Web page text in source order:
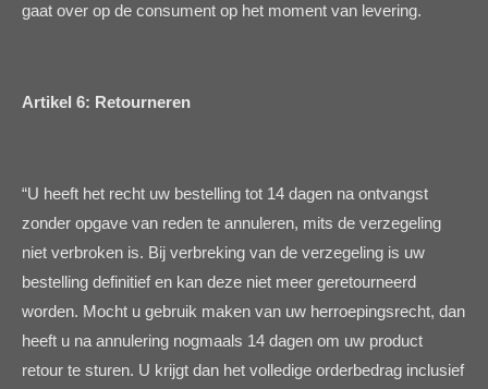
gaat over op de consument op het moment van levering.
Artikel 6: Retourneren
“U heeft het recht uw bestelling tot 14 dagen na ontvangst
zonder opgave van reden te annuleren, mits de verzegeling
niet verbroken is. Bij verbreking van de verzegeling is uw
bestelling definitief en kan deze niet meer geretourneerd
worden. Mocht u gebruik maken van uw herroepingsrecht, dan
heeft u na annulering nogmaals 14 dagen om uw product
retour te sturen. U krijgt dan het volledige orderbedrag inclusief